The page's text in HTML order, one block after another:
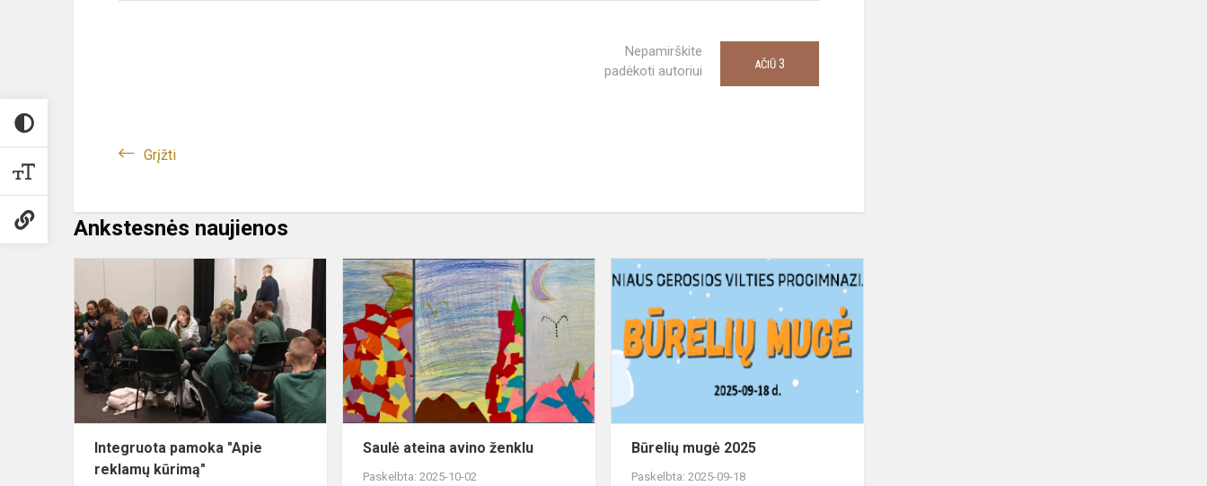
Nepamirškite
padėkoti autoriui
AČIŪ 3
Grįžti
Ankstesnės naujienos
Integruota
pamoka
"Apie
reklamų
kūrimą"
Integruota pamoka "Apie
reklamų kūrimą"
Saulė
ateina
ženklu
Saulė ateina avino ženklu
Paskelbta: 2025-10-02
mugė
Būrelių mugė 2025
Paskelbta: 2025-09-18